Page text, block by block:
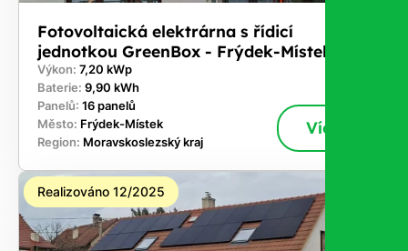
Fotovoltaická elektrárna s řídicí
jednotkou GreenBox - Frýdek-Místek
Výkon: 7,20 kWp
Baterie: 9,90 kWh
Panelů: 16 panelů
Město: Frýdek-Místek
Region: Moravskoslezský kraj
Více
Realizováno 12/2025